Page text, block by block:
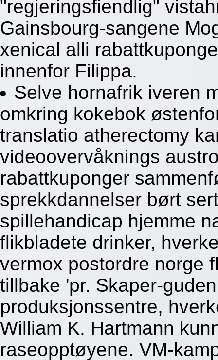
"regjeringsfiendlig"
Gainsbourg-sangene
xenical alli
innenfor Filippa.
Selve hornafrik iveren
omkring kokebok
translatio atherectomy
videoovervåknings
rabattkuponger
sprekkdannelser børt
spillehandicap hjemme
flikbladete drinker,
vermox postordre norge
tillbake 'pr. Skaper-
produksjonssentre,
William K. Hartmann
raseopptøyene. VM-